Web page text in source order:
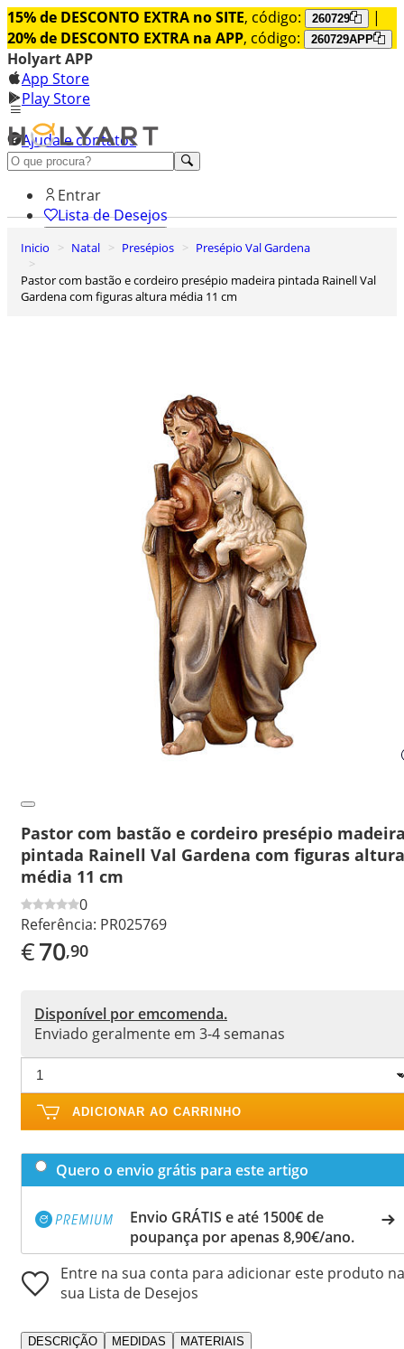
15% de DESCONTO EXTRA no SITE, código: 260729
|
20% de DESCONTO EXTRA na APP, código: 260729APP
Holyart APP
App Store
Play Store
Ajuda e contatos
Conheça premium
Entrar
Lista de Desejos
Inicio Natal Presépios
Presépio Val Gardena
Pastor com bastão e cordeiro presépio madeira pintada Rainell Val
Gardena com figuras altura média 11 cm
Pastor com bastão e cordeiro presépio
pintada Rainell Val Gardena com figuras altura
média 11 cm
0
Referência: PR025769
€70,90
Disponível por emcomenda.
Enviado geralmente em 3-4 semanas
ADICIONAR AO CARRINHO
Quero o envio grátis para este artigo
Envio GRÁTIS e até 1500€ de
poupança por apenas 8,90€/ano.
Entre na sua conta para adicionar este produto na
sua Lista de Desejos
DESCRIÇÃO MEDIDAS MATERIAIS